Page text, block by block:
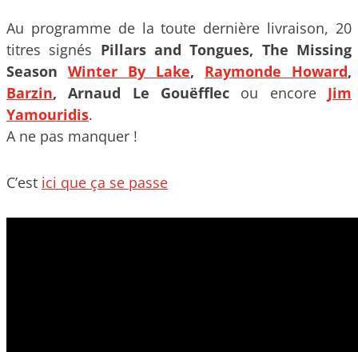
Au programme de la toute dernière livraison, 20
titres signés Pillars and Tongues, The Missing
Season Winter By Lake, Raymonde Howard,
Barzin, Arnaud Le Gouëfflec ou encore Jim
Yamouridis.
A ne pas manquer !
C’est ici que ça se passe